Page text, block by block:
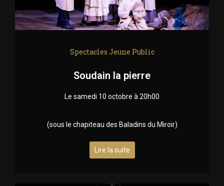
Spectacles Jeune Public
Soudain la pierre
Le samedi 10 octobre à 20h00
(sous le chapiteau des Baladins du Miroir)
Lire la suite